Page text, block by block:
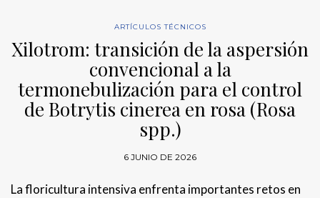
ARTÍCULOS TÉCNICOS
Xilotrom: transición de la aspersión
convencional a la
termonebulización para el control
de Botrytis cinerea en rosa (Rosa
spp.)
6 JUNIO DE 2026
La floricultura intensiva enfrenta importantes retos en